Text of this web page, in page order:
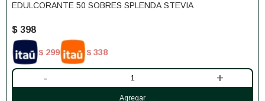
EDULCORANTE 50 SOBRES SPLENDA STEVIA
$ 398
$ 299 $ 338
- +